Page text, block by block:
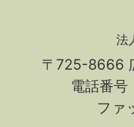
法
〒725-8666
電話番
ファ